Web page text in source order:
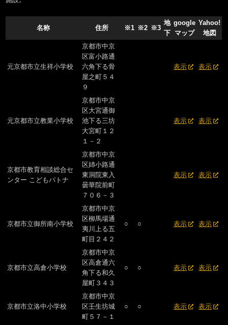
名称 住所 ※1 ※2 ※3
地
下
google
マップ
Yahoo!
地図
元京都市立生祥小学校
京都市中京
区富小路通
六角下る骨
屋之町５４
９
表示 表示
元京都市立教業小学校
京都市中京
区大宮通御
池下る三坊
大宮町１２
１－２
表示 表示
京都市教育相談総合セ
ンター こどもパトナ
京都市中京
区姉小路通
東洞院東入
曇華院前町
７０６－３
表示 表示
京都市立御所南小学校
京都市中京
区柳馬場通
夷川上る五
町目２４２
○ ○ 表示 表示
京都市立高倉小学校
京都市中京
区高倉通六
角下る和久
屋町３４３
○ ○ 表示 表示
京都市立洛中小学校
京都市中京
区壬生坊城
町５７－１
○ ○ 表示 表示